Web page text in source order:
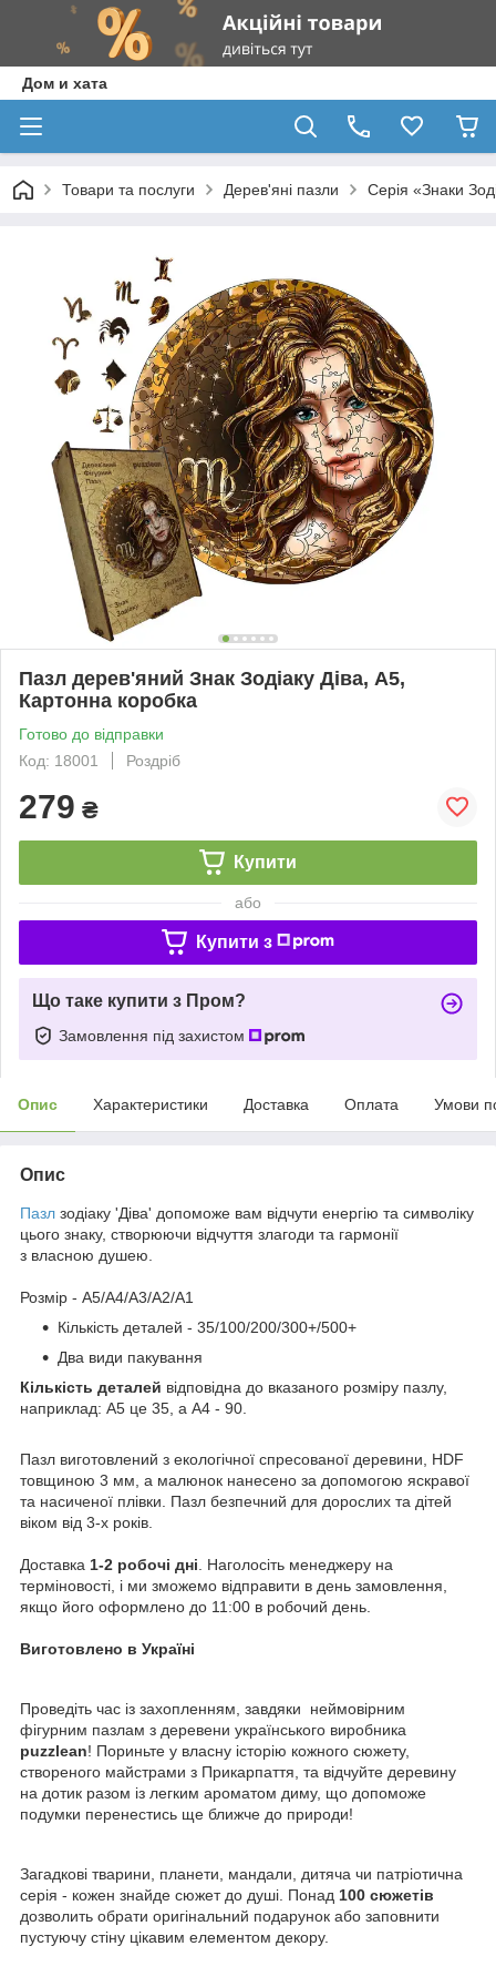
Дом и хата
Товари та послуги Дерев'яні пазли Серія «Знаки
Пазл дерев'яний Знак Зодіаку Діва, А5,
Картонна коробка
Готово до відправки
Код: 18001
Роздріб
279 ₴
Купити
або
Купити з
Що таке купити з Пром?
Замовлення під захистом
Опис Характеристики Доставка Оплата Умови
Опис
Пазл зодіаку 'Діва' допоможе вам відчути енергію та символіку
цього знаку, створюючи відчуття злагоди та гармонії
з власною душею.
Розмір - A5/A4/A3/A2/A1
Кількість деталей - 35/100/200/300+/500+
Два види пакування
Кількість деталей відповідна до вказаного розміру пазлу,
наприклад: А5 це 35, а А4 - 90.
Пазл виготовлений з екологічної спресованої деревини, HDF
товщиною 3 мм, а малюнок нанесено за допомогою яскравої
та насиченої плівки. Пазл безпечний для дорослих та дітей
віком від 3-х років.
Доставка 1-2 робочі дні . Наголосіть менеджеру на
терміновості, і ми зможемо відправити в день замовлення,
якщо його оформлено до 11:00 в робочий день.
Виготовлено в Україні
Проведіть час із захопленням, завдяки неймовірним
фігурним пазлам з деревени українського виробника
puzzlean! Пориньте у власну історію кожного сюжету,
створеного майстрами з Прикарпаття, та відчуйте деревину
на дотик разом із легким ароматом диму, що допоможе
подумки перенестись ще ближче до природи!
Загадкові тварини, планети, мандали, дитяча чи патріотична
серія - кожен знайде сюжет до душі. Понад 100 сюжетів
дозволить обрати оригінальний подарунок або заповнити
пустуючу стіну цікавим елементом декору.